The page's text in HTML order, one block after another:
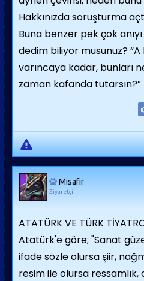
Hakkınızda soruşturma
Buna benzer pek çok
dedim biliyor musunuz?
varıncaya kadar, bunları
zaman kafanda tutarsın?”
Misafir
Ziyaretçi
ATATÜRK VE TÜRK
Atatürk'e göre; "Sanat
ifade sözle olursa şiir,
resim ile olursa